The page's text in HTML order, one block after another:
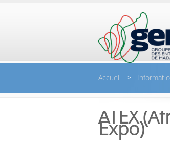
Accueil >
ATEX
Expo)